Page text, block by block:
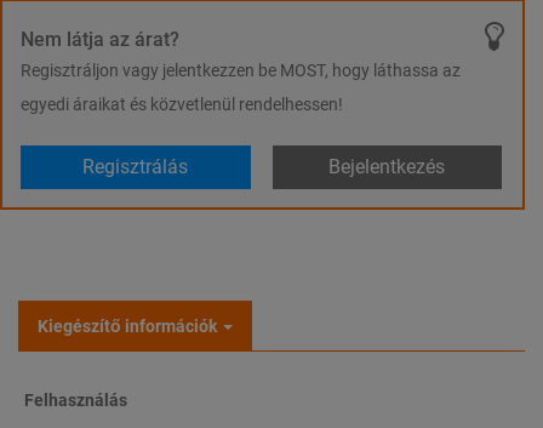
Nem látja az árat?
Regisztráljon vagy jelentkezzen be MOST, hogy láthassa az
egyedi áraikat és közvetlenül rendelhessen!
Regisztrálás Bejelentkezés
Kiegészítő információk
Felhasználás